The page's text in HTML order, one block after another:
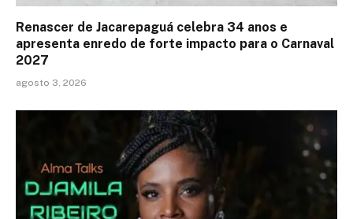
Renascer de Jacarepaguá celebra 34 anos e
apresenta enredo de forte impacto para o Carnaval
2027
agosto 3, 2026